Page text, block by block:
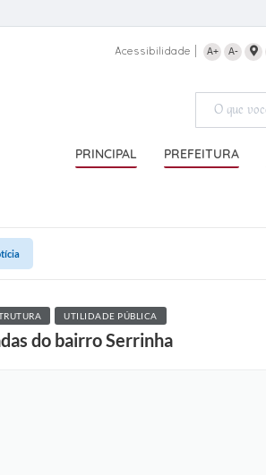
Acessibilidade A+ A-
PRINCIPAL PREFEITURA
UTILIDADE PÚBLICA
do bairro Serrinha